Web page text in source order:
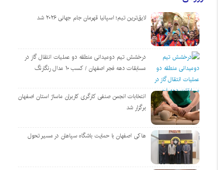
لایق‌ترین تیم؛ اسپانیا قهرمان جام جهانی ۲۰۲۶ شد
درخشش تیم دومیدانی منطقه دو عملیات انتقال گاز در
مسابقات دهه فجر اصفهان / کسب ۱۰ مدال رنگارنگ
انتخابات انجمن صنفی کارگری کاربران ماساژ استان اصفهان
برگزار شد
هاکی اصفهان با حمایت باشگاه سپاهان در مسیر تحول